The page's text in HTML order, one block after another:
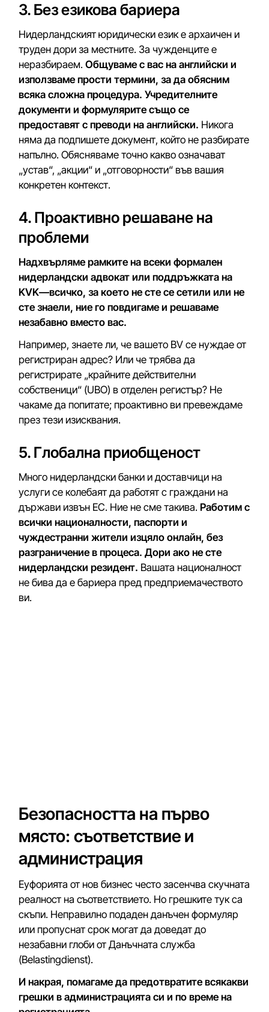
3. Без езикова бариера
Нидерландският юридически език е архаичен и
труден дори за местните. За чужденците е
неразбираем.Общуваме с вас на английски и
използваме прости термини, за да обясним
всяка сложна процедура. Учредителните
документи и формулярите също се
предоставят с преводи на английски. Никога
няма да подпишете документ, който не разбирате
напълно. Обясняваме точно какво означават
„устав“, „акции“ и „отговорности“ във вашия
конкретен контекст.
4. Проактивно решаване на
проблеми
Надхвърляме рамките на всеки формален
нидерландски адвокат или поддръжката на
KVK—всичко, за което не сте се сетили или не
сте знаели, ние го повдигаме и решаваме
незабавно вместо вас.
Например, знаете ли, че вашето BV се нуждае от
регистриран адрес? Или че трябва да
регистрирате „крайните действителни
собственици“ (UBO) в отделен регистър? Не
чакаме да попитате; проактивно ви превеждаме
през тези изисквания.
5. Глобална приобщеност
Много нидерландски банки и доставчици на
услуги се колебаят да работят с граждани на
държави извън ЕС. Ние не сме такива. Работим с
всички националности, паспорти и
чуждестранни жители изцяло онлайн, без
разграничение в процеса. Дори ако не сте
нидерландски резидент. Вашата националност
не бива да е бариера пред предприемачеството
ви.
Безопасността на първо
място: съответствие и
администрация
Еуфорията от нов бизнес често засенчва скучната
реалност на съответствието. Но грешките тук са
скъпи. Неправилно подаден данъчен формуляр
или пропуснат срок могат да доведат до
незабавни глоби от Данъчната служба
(Belastingdienst).
И накрая, помагаме да предотвратите всякакви
грешки в администрацията си и по време на